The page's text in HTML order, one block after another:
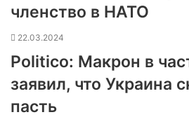
членство в НАТО
22.03.2024
Politico: Макрон в
заявил, что Украина
пасть